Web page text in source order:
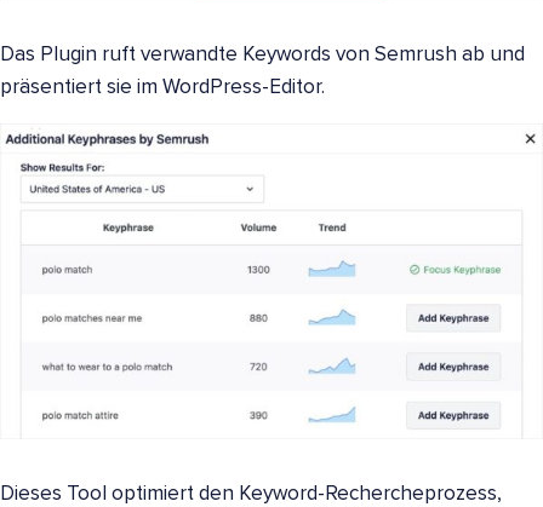
Das Plugin ruft verwandte Keywords von Semrush ab und
präsentiert sie im WordPress-Editor.
Dieses Tool optimiert den Keyword-Rechercheprozess,